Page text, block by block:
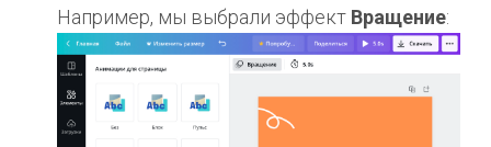
Например, мы выбрали эффект Вращение: